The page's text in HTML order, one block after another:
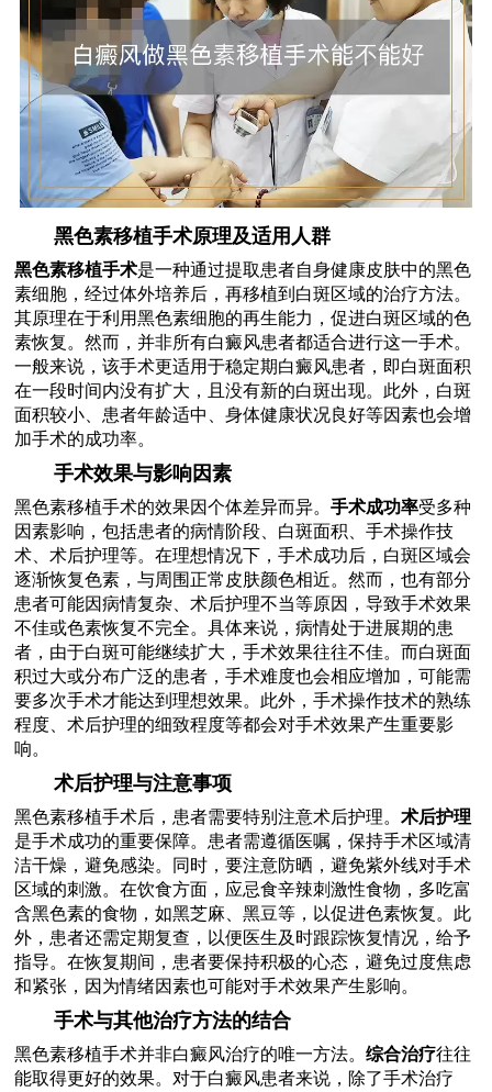
黑色素移植手术原理及适用人群
黑色素移植手术是一种通过提取患者自身健康皮肤中的黑色
素细胞，经过体外培养后，再移植到白斑区域的治疗方法。
其原理在于利用黑色素细胞的再生能力，促进白斑区域的色
素恢复。然而，并非所有白癜风患者都适合进行这一手术。
一般来说，该手术更适用于稳定期白癜风患者，即白斑面积
在一段时间内没有扩大，且没有新的白斑出现。此外，白斑
面积较小、患者年龄适中、身体健康状况良好等因素也会增
加手术的成功率。
手术效果与影响因素
黑色素移植手术的效果因个体差异而异。手术成功率受多种
因素影响，包括患者的病情阶段、白斑面积、手术操作技
术、术后护理等。在理想情况下，手术成功后，白斑区域会
逐渐恢复色素，与周围正常皮肤颜色相近。然而，也有部分
患者可能因病情复杂、术后护理不当等原因，导致手术效果
不佳或色素恢复不完全。具体来说，病情处于进展期的患
者，由于白斑可能继续扩大，手术效果往往不佳。而白斑面
积过大或分布广泛的患者，手术难度也会相应增加，可能需
要多次手术才能达到理想效果。此外，手术操作技术的熟练
程度、术后护理的细致程度等都会对手术效果产生重要影
响。
术后护理与注意事项
黑色素移植手术后，患者需要特别注意术后护理。术后护理
是手术成功的重要保障。患者需遵循医嘱，保持手术区域清
洁干燥，避免感染。同时，要注意防晒，避免紫外线对手术
区域的刺激。在饮食方面，应忌食辛辣刺激性食物，多吃富
含黑色素的食物，如黑芝麻、黑豆等，以促进色素恢复。此
外，患者还需定期复查，以便医生及时跟踪恢复情况，给予
指导。在恢复期间，患者要保持积极的心态，避免过度焦虑
和紧张，因为情绪因素也可能对手术效果产生影响。
手术与其他治疗方法的结合
黑色素移植手术并非白癜风治疗的唯一方法。综合治疗往往
能取得更好的效果。对于白癜风患者来说，除了手术治疗